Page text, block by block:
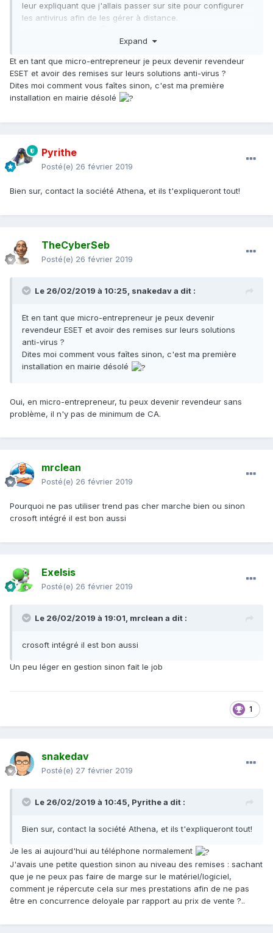
leur expliquant que j'allais passer sur site pour configurer
les antivirus afin de les gérer à distance.
Expand
Et en tant que micro-entrepreneur je peux devenir revendeur
ESET et avoir des remises sur leurs solutions anti-virus ?
Dites moi comment vous faîtes sinon, c'est ma première
installation en mairie désolé
Pyrithe
Posté(e) 26 février 2019
Bien sur, contact la société Athena, et ils t'expliqueront tout!
TheCyberSeb
Posté(e) 26 février 2019
Le 26/02/2019 à 10:25, snakedava dit :
Et en tant que micro-entrepreneur je peux devenir
revendeur ESET et avoir des remises sur leurs solutions
anti-virus ?
Dites moi comment vous faîtes sinon, c'est ma première
installation en mairie désolé
Oui, en micro-entrepreneur, tu peux devenir revendeur sans
problème, il n'y pas de minimum de CA.
mrclean
Posté(e) 26 février 2019
Pourquoi ne pas utiliser trend pas cher marche bien ou sinon
crosoft intégré il est bon aussi
Exelsis
Posté(e) 26 février 2019
Le 26/02/2019 à 19:01, mrclean a dit :
crosoft intégré il est bon aussi
Un peu léger en gestion sinon fait le job
1
snakedav
Posté(e) 27 février 2019
Le 26/02/2019 à 10:45, Pyrithea dit :
Bien sur, contact la société Athena, et ils t'expliqueront tout!
Je les ai aujourd'hui au téléphone normalement
J'avais une petite question sinon au niveau des remises : sachant
que je ne peux pas faire de marge sur le matériel/logiciel,
comment je répercute cela sur mes prestations afin de ne pas
être en concurrence deloyale par rapport au prix de vente ?..